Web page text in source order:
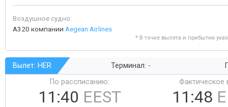
Воздушное судно:
A320 компании Aegean Airlines
* В точке вылета и прибытия
Вылет: HER Терминал: -
По рассписанию:
11:40 EEST
Фактическое
11:48